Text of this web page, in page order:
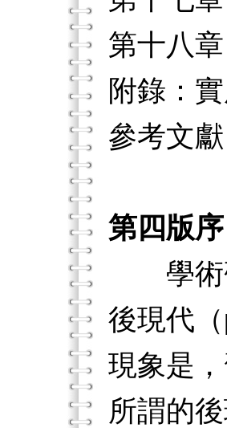
第十八
附錄：
參考文獻
第四版序
學術研
後現代
現象是
所謂的